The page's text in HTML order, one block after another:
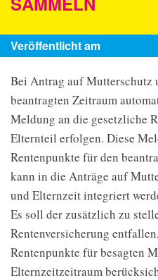
Veröffentlicht am
Bei Antrag auf Mutterschutz
beantragten Zeitraum
Meldung an die gesetzliche
Elternteil erfolgen. Diese
Rentenpunkte für den
kann in die Anträge auf
und Elternzeit integriert
Es soll der zusätzlich zu
Rentenversicherung
Rentenpunkte für besagten
Elternzeitzeitraum